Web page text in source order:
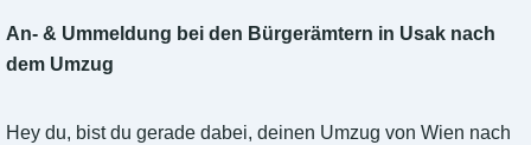
An- & Ummeldung bei den Bürgerämtern in Usak nach
dem Umzug
Hey du, bist du gerade dabei, deinen Umzug von Wien nach